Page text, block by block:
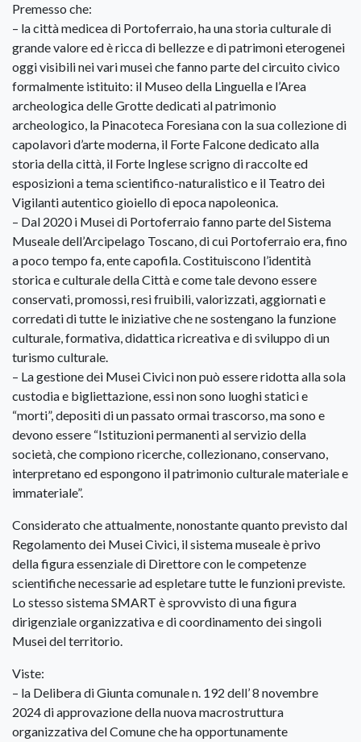
Premesso che:
– la città medicea di Portoferraio, ha una storia culturale di
grande valore ed è ricca di bellezze e di patrimoni eterogenei
oggi visibili nei vari musei che fanno parte del circuito civico
formalmente istituito: il Museo della Linguella e l’Area
archeologica delle Grotte dedicati al patrimonio
archeologico, la Pinacoteca Foresiana con la sua collezione di
capolavori d’arte moderna, il Forte Falcone dedicato alla
storia della città, il Forte Inglese scrigno di raccolte ed
esposizioni a tema scientifico-naturalistico e il Teatro dei
Vigilanti autentico gioiello di epoca napoleonica.
– Dal 2020 i Musei di Portoferraio fanno parte del Sistema
Museale dell’Arcipelago Toscano, di cui Portoferraio era, fino
a poco tempo fa, ente capofila. Costituiscono l’identità
storica e culturale della Città e come tale devono essere
conservati, promossi, resi fruibili, valorizzati, aggiornati e
corredati di tutte le iniziative che ne sostengano la funzione
culturale, formativa, didattica ricreativa e di sviluppo di un
turismo culturale.
– La gestione dei Musei Civici non può essere ridotta alla sola
custodia e bigliettazione, essi non sono luoghi statici e
“morti”, depositi di un passato ormai trascorso, ma sono e
devono essere “Istituzioni permanenti al servizio della
società, che compiono ricerche, collezionano, conservano,
interpretano ed espongono il patrimonio culturale materiale e
immateriale”.
Considerato che attualmente, nonostante quanto previsto dal
Regolamento dei Musei Civici, il sistema museale è privo
della figura essenziale di Direttore con le competenze
scientifiche necessarie ad espletare tutte le funzioni previste.
Lo stesso sistema SMART è sprovvisto di una figura
dirigenziale organizzativa e di coordinamento dei singoli
Musei del territorio.
Viste:
– la Delibera di Giunta comunale n. 192 dell’ 8 novembre
2024 di approvazione della nuova macrostruttura
organizzativa del Comune che ha opportunamente